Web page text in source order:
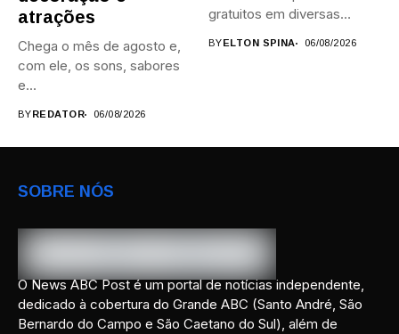
atrações
Chega o mês de agosto e,
com ele, os sons, sabores
e...
BY REDATOR 06/08/2026
gratuitos em diversas
BY ELTON SPINA 06/08/2026
SOBRE NÓS
O News ABC Post é um portal de notícias independente,
dedicado à cobertura do Grande ABC (Santo André, São
Bernardo do Campo e São Caetano do Sul), além de